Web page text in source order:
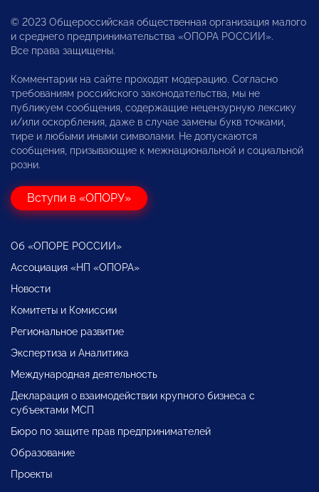
© 2023 Общероссийская общественная организация малого
и среднего предпринимательства «ОПОРА РОССИИ».
Все права защищены.
Комментарии на сайте проходят модерацию. Согласно
требованиям российского законодательства, мы не
публикуем сообщения, содержащие нецензурную лексику
и/или оскорбления, даже в случае замены букв точками,
тире и любыми иными символами. Не допускаются
сообщения, призывающие к межнациональной и социальной
розни.
Вступи в «ОПОРУ»
Об «ОПОРЕ РОССИИ»
Ассоциация «НП «ОПОРА»
Новости
Комитеты и Комиссии
Региональное развитие
Экспертиза и Аналитика
Международная деятельность
Декларация о взаимодействии крупного бизнеса с
субъектами МСП
Бюро по защите прав предпринимателей
Образование
Проекты